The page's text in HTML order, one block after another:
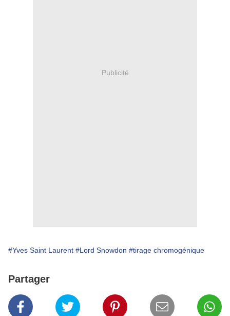
Publicité
#Yves Saint Laurent #Lord Snowdon #tirage chromogénique
Partager